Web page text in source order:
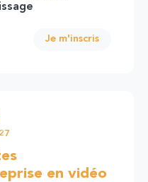
Je m'inscris
en vidéo